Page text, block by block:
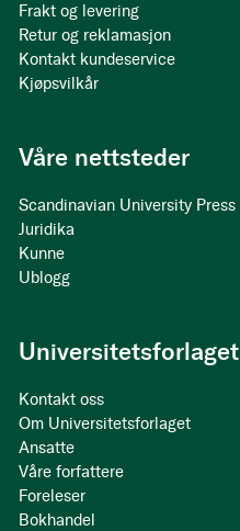
Frakt og levering
Retur og reklamasjon
Kontakt kundeservice
Kjøpsvilkår
Våre nettsteder
Scandinavian University Press
Juridika
Kunne
Ublogg
Universitetsforlaget
Kontakt oss
Om Universitetsforlaget
Ansatte
Våre forfattere
Foreleser
Bokhandel